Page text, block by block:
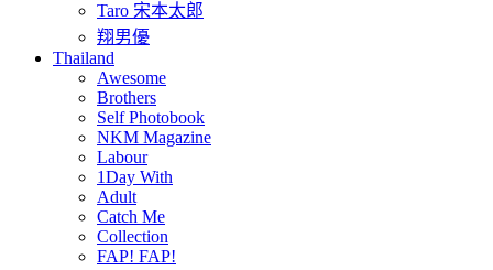
Taro 宋本太郎
翔男優
Thailand
Awesome
Brothers
Self Photobook
NKM Magazine
Labour
1Day With
Adult
Catch Me
Collection
FAP! FAP!